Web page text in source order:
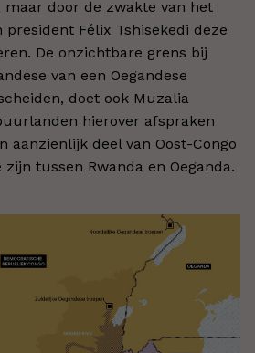
maar door de zwakte van het
president Félix Tshisekedi deze
De onzichtbare grens bij
van een Oegandese
doet ook Muzalia
hierover afspraken
aanzienlijk deel van Oost-Congo
tussen Rwanda en Oeganda.